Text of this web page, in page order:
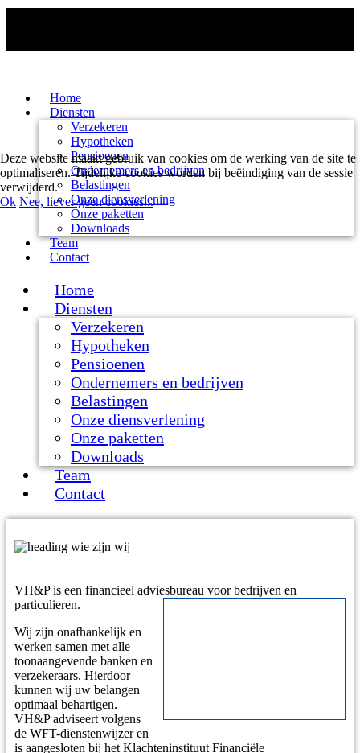
Home
Diensten
Verzekeren
Hypotheken
Pensioenen
Ondernemers en bedrijven
Belastingen
Onze diensverlening
Onze paketten
Downloads
Team
Contact
Home
Diensten
Verzekeren
Hypotheken
Pensioenen
Ondernemers en bedrijven
Belastingen
Onze diensverlening
Onze paketten
Downloads
Team
Contact
VH&P is een financieel adviesbureau voor bedrijven en
particulieren.
Wij zijn onafhankelijk en
werken samen met alle
toonaangevende banken en
verzekeraars. Hierdoor
kunnen wij uw belangen
optimaal behartigen.
VH&P adviseert volgens
de WFT-dienstenwijzer en
is aangesloten bij het Klachteninstituut Financiële
Deze website maakt gebruik van cookies om de werking van de site te
optimaliseren. Tijdelijke cookies worden bij beëindiging van de sessie
verwijderd.
Ok Nee, liever geen cookies...